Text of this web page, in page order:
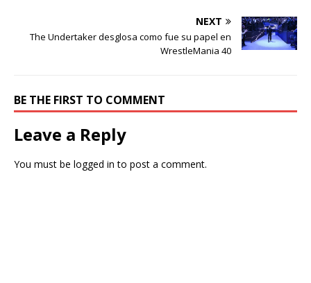
NEXT
The Undertaker desglosa como fue su papel en
WrestleMania 40
BE THE FIRST TO COMMENT
Leave a Reply
You must be logged in to post a comment.